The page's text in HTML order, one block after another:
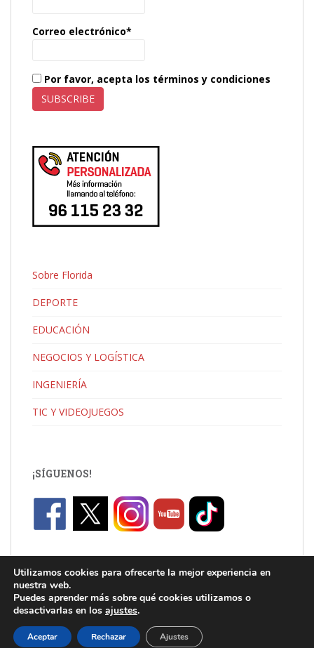
Correo electrónico*
Por favor, acepta los términos y condiciones
Sobre Florida
DEPORTE
EDUCACIÓN
NEGOCIOS Y LOGÍSTICA
INGENIERÍA
TIC Y VIDEOJUEGOS
¡SÍGUENOS!
C/ Jaume I, Catarroja |info.uni@florida-uni.es
Theme porColorlibDesarrollado por
Utilizamos cookies para ofrecerte la mejor experiencia en
nuestra web.
Puedes aprender más sobre qué cookies utilizamos o
desactivarlas en los ajustes.
Aceptar Rechazar Ajustes